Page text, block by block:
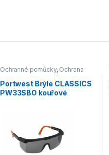
Ochranné pomůcky, Ochrana
Portwest Brýle CLASSICS
PW33SBO kouřové